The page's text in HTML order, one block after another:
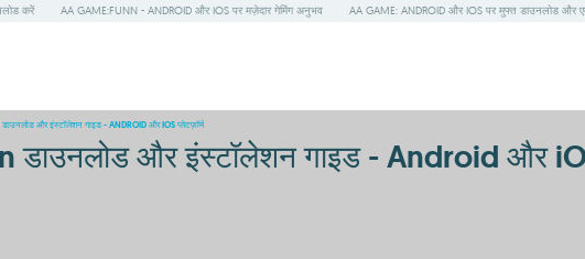
करें AA GAME:FUNN - ANDROID और IOS पर मज़ेदार गेमिंग अनुभव AA GAME: ANDROID और IOS पर मुफ्त डाउनलोड और
और इंस्टॉलेशन गाइड - ANDROID और IOS प्लेटफ़ॉर्म
और इंस्टॉलेशन गाइड - Android और